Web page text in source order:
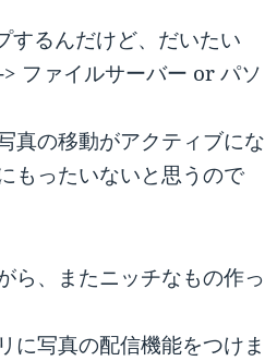
するんだけど、だいたい
ファイルサーバー or パソ
真の移動がアクティブにな
もったいないと思うので
ら、またニッチなもの作っ
に写真の配信機能をつけま